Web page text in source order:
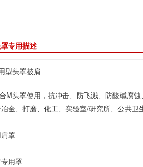
专用描述
型头罩披肩
M头罩使用，抗冲击、防飞溅、防酸碱腐
金、打磨、化工、实验室/研究所、公共卫
罩
用罩